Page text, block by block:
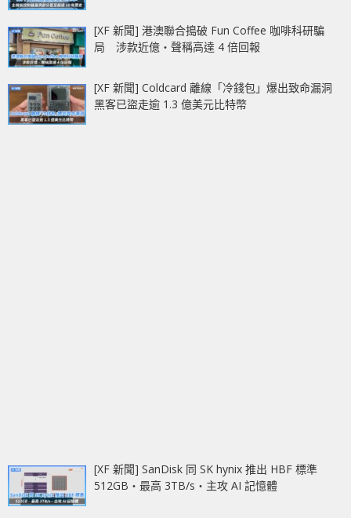
[XF 新聞] 港澳聯合搗破 Fun Coffee 咖啡科研騙
局 涉款近億‧聲稱高達 4 倍回報
[XF 新聞] Coldcard 離線「冷錢包」爆出致命漏洞
黑客已盜走逾 1.3 億美元比特幣
[XF 新聞] SanDisk 同 SK hynix 推出 HBF 標準
512GB‧最高 3TB/s‧主攻 AI 記憶體